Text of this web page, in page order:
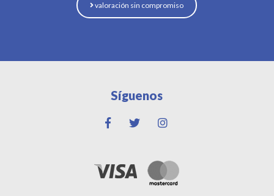
valoración sin compromiso
Síguenos